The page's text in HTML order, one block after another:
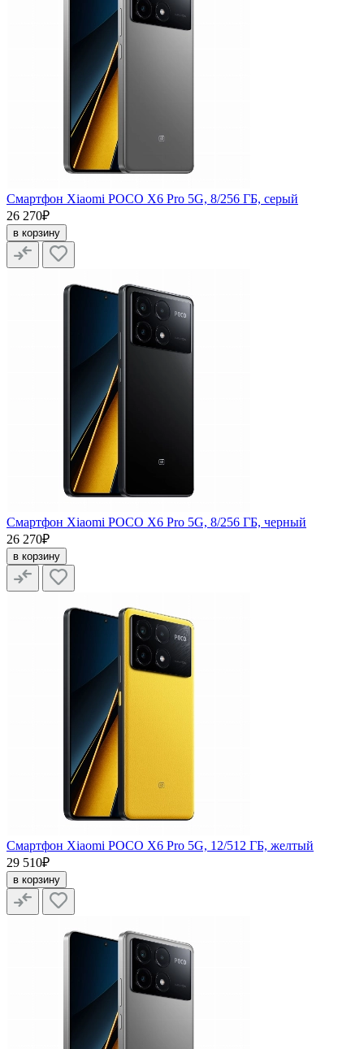
Смартфон Xiaomi POCO X6 Pro 5G, 8/256 ГБ, серый
26 270₽
в корзину
Смартфон Xiaomi POCO X6 Pro 5G, 8/256 ГБ, черный
26 270₽
в корзину
Смартфон Xiaomi POCO X6 Pro 5G, 12/512 ГБ, желтый
29 510₽
в корзину